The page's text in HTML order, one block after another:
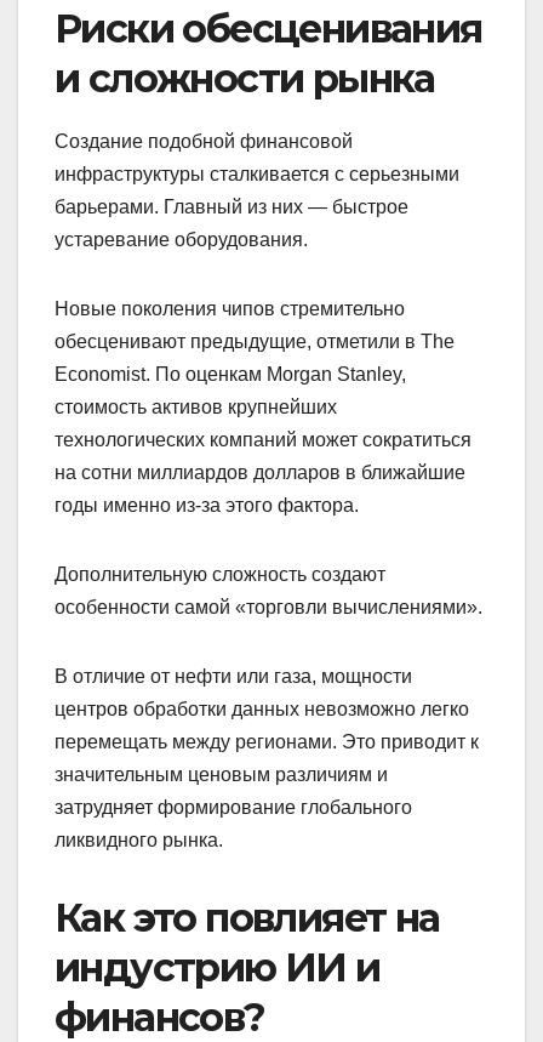
Риски обесценивания
и сложности рынка
Создание подобной финансовой
инфраструктуры сталкивается с серьезными
барьерами. Главный из них — быстрое
устаревание оборудования.
Новые поколения чипов стремительно
обесценивают предыдущие, отметили в The
Economist. По оценкам Morgan Stanley,
стоимость активов крупнейших
технологических компаний может сократиться
на сотни миллиардов долларов в ближайшие
годы именно из-за этого фактора.
Дополнительную сложность создают
особенности самой «торговли вычислениями».
В отличие от нефти или газа, мощности
центров обработки данных невозможно легко
перемещать между регионами. Это приводит к
значительным ценовым различиям и
затрудняет формирование глобального
ликвидного рынка.
Как это повлияет на
индустрию ИИ и
финансов?